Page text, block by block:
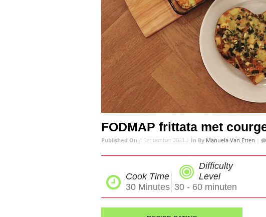
FODMAP frittata met
Published On 4 September 2021 | In By Manuela Van Etten
Cook Time
30 Minutes
Difficulty
Level
30 - 60 minuten